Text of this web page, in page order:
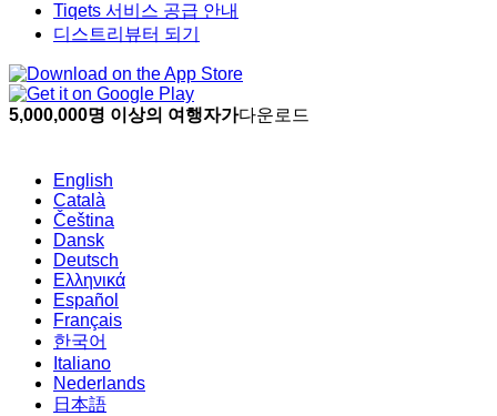
Tiqets 서비스 공급 안내
디스트리뷰터 되기
5,000,000명 이상의 여행자가다운로드
English
Català
Čeština
Dansk
Deutsch
Ελληνικά
Español
Français
한국어
Italiano
Nederlands
日本語